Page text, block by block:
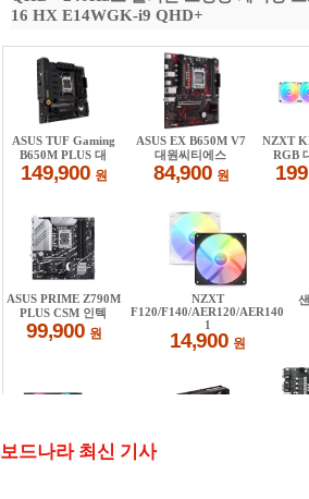
16 HX E14WGK-i9 QHD+
보드나라 최신 기사